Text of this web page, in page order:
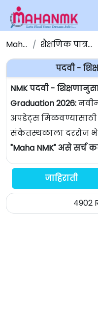
Maha NMK शैक्षणिक पात्रतेनुसार जाहिराती
पदवी -
NMK पदवी -
Graduation 2026:
अपडेट्स मिळवण्यासाठी
संकेतस्थळाला दररोज
"Maha NMK" असे सर्च
जाहिराती
4902